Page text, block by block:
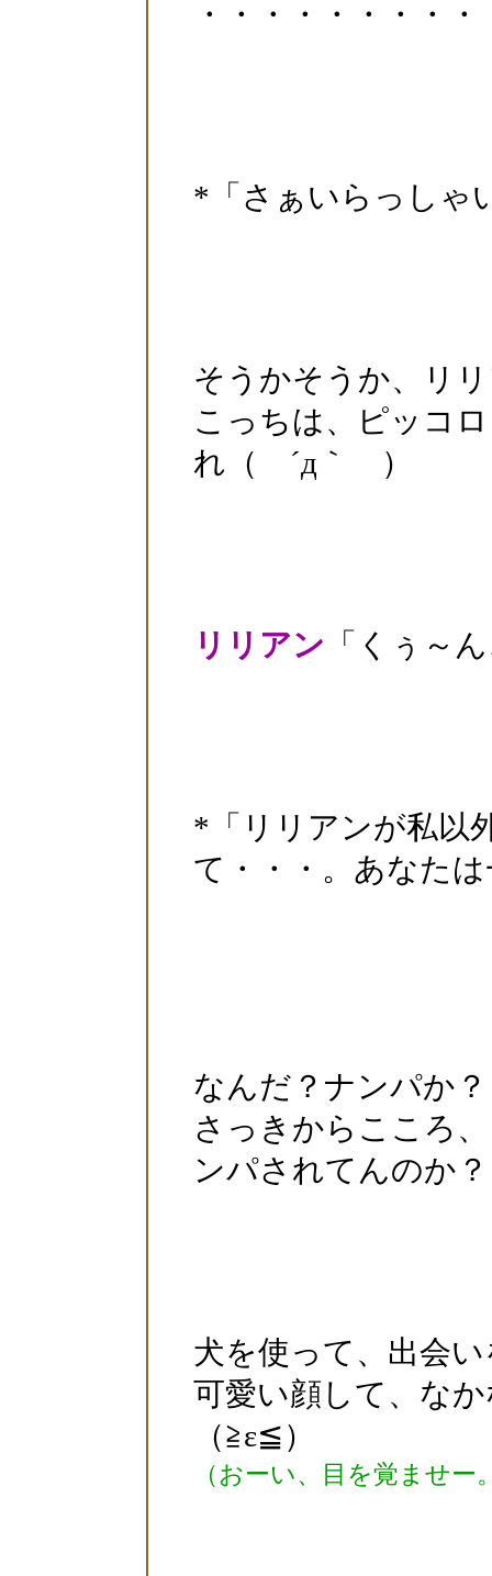
・・・・・・・・・
*「さぁいらっしゃ
そうかそうか、リ
こっちは、ピッコ
れ（ ´д｀ ）
リリアン 「くぅ～
*「リリアンが私以
て・・・。あなた
なんだ？ナンパか？
さっきからこころ
ンパされてんのか？
犬を使って、出会
可愛い顔して、な
（≧ε≦）
（おーい、目を覚ませー